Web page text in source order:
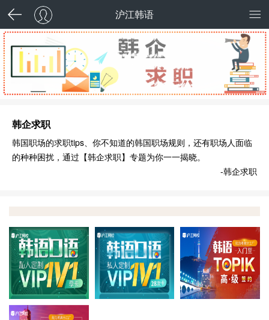
沪江韩语
韩企求职
韩国职场的求职tips、你不知道的韩国职场规则，还有职场人面临
的种种困扰，通过【韩企求职】专题为你一一揭晓。
-韩企求职
口语私人定制1对1季卡 口语私人定制1对次卡